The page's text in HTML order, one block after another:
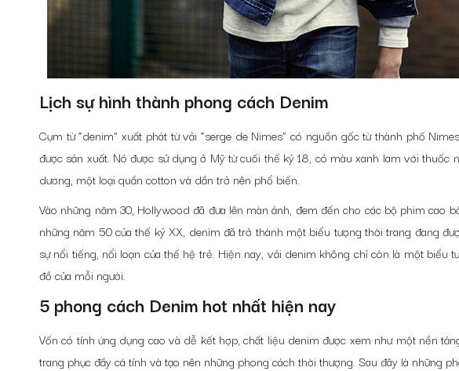
Lịch sự hình thành phong cách Denim
Cụm từ “denim” xuất phát từ vải “serge de Nimes” có nguồn gốc từ thành phố
được sản xuất. Nó được sử dụng ở Mỹ từ cuối thế kỷ 18, có màu xanh lam với thuốc
dương, một loại quần cotton và dần trở nên phổ biến.
Vào những năm 30, Hollywood đã đưa lên màn ảnh, đem đến cho các bộ phim cao
những năm 50 của thế kỷ XX, denim đã trở thành một biểu tượng thời trang đang
sự nổi tiếng, nổi loạn của thế hệ trẻ. Hiện nay, vải denim không chỉ còn là một biểu
đồ của mỗi người.
5 phong cách Denim hot nhất hiện nay
Vốn có tính ứng dụng cao và dễ kết hợp, chất liệu denim được xem như một nền
trang phục đầy cá tính và tạo nên những phong cách thời thượng. Sau đây là những